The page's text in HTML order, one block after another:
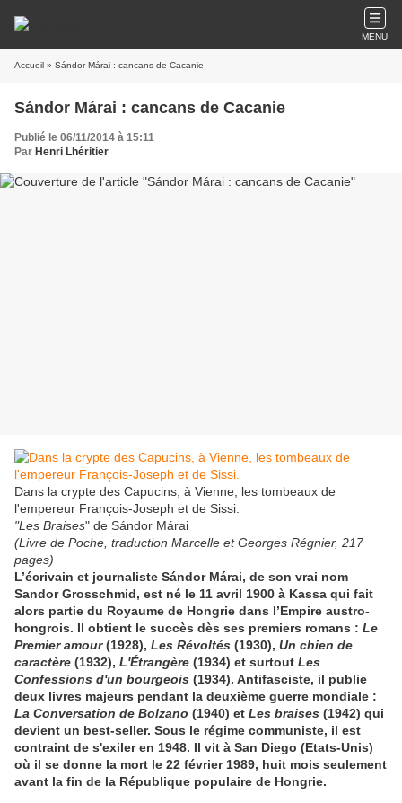
MENU
Accueil » Sándor Márai : cancans de Cacanie
Sándor Márai : cancans de Cacanie
Publié le 06/11/2014 à 15:11
Par Henri Lhéritier
Dans la crypte des Capucins, à Vienne, les tombeaux de
l'empereur François-Joseph et de Sissi.
"Les Braises" de Sándor Márai
(Livre de Poche, traduction Marcelle et Georges Régnier, 217
pages)
L’écrivain et journaliste Sándor Márai, de son vrai nom
Sandor Grosschmid, est né le 11 avril 1900 à Kassa qui fait
alors partie du Royaume de Hongrie dans l’Empire austro-
hongrois. Il obtient le succès dès ses premiers romans : Le
Premier amour(1928), Les Révoltés (1930), Un chien de
caractère (1932), L'Étrangère (1934) et surtout Les
Confessions d'un bourgeois (1934). Antifasciste, il publie
deux livres majeurs pendant la deuxième guerre mondiale :
La Conversation de Bolzano (1940) et Les braises (1942) qui
devient un best-seller. Sous le régime communiste, il est
contraint de s'exiler en 1948. Il vit à San Diego (Etats-Unis)
où il se donne la mort le 22 février 1989, huit mois seulement
avant la fin de la République populaire de Hongrie.